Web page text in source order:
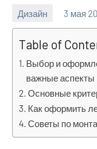
Дизайн 3 мая
Table of
Выбор и
важные аспекты
Основные
Как оформить
Советы по